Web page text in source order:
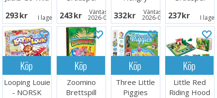
293 SEK I lager: 1243 SEK Väntas in:
2026-08-15
Hippos
Brädspel
332 SEK Väntas in:
2026-08-26237 SEK I
Köp
Looping Louie
- NORSK
Köp
Zoomino
Brettspill
Köp
Three Little
Piggies
Köp
Little Red
Riding Hood